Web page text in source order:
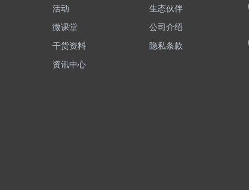
活动
微课堂
干货资料
资讯中心
生态伙伴
公司介绍
隐私条款